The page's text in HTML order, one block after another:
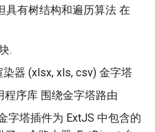
具有树结构和遍历算法 在
.
染器 (xlsx, xls, csv) 金字塔
程序库 围绕金字塔路由
字塔插件为 ExtJS 中包含的